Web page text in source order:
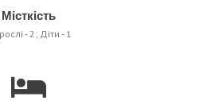
Місткість
- 2; Діти - 1